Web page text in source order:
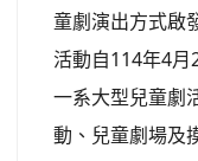
童劇演出方式啟
活動自114年4
一系大型兒童劇
動、兒童劇場及